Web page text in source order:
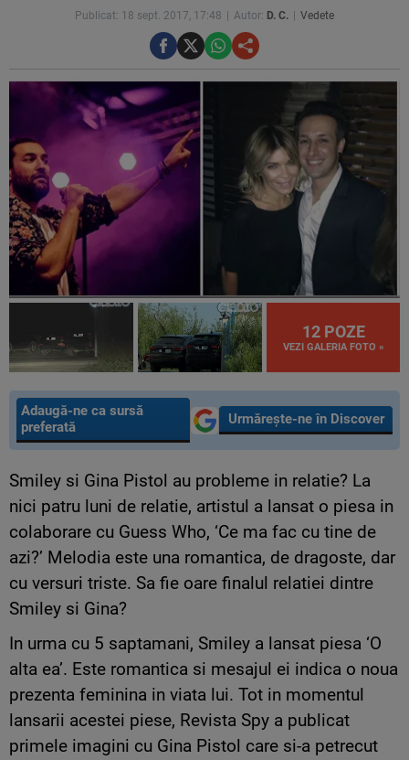
Publicat: 18 sept. 2017, 17:48 Autor: D. C. Vedete
12 POZE
VEZI GALERIA FOTO »
Adaugă-ne ca sursă
preferată
Urmărește-ne în Discover
Smiley si Gina Pistol au probleme in relatie? La
nici patru luni de relatie, artistul a lansat o piesa in
colaborare cu Guess Who, ‘Ce ma fac cu tine de
azi?’ Melodia este una romantica, de dragoste, dar
cu versuri triste. Sa fie oare finalul relatiei dintre
Smiley si Gina?
In urma cu 5 saptamani, Smiley a lansat piesa ‘O
alta ea’. Este romantica si mesajul ei indica o noua
prezenta feminina in viata lui. Tot in momentul
lansarii acestei piese, Revista Spy a publicat
primele imagini cu Gina Pistol care si-a petrecut